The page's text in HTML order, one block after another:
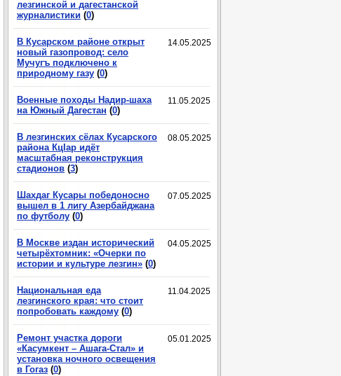
лезгинской и дагестанской
журналистики (0)
14.05.2025
В Кусарском районе открыт
новый газопровод: село
Мучугъ подключено к
природному газу (0)
11.05.2025
Военные походы Надир-шаха
на Южный Дагестан (0)
08.05.2025
В лезгинских сёлах Кусарского
района КцIар идёт
масштабная реконструкция
стадионов (3)
07.05.2025
Шахдаг Кусары победоносно
вышел в 1 лигу Азербайджана
по футболу (0)
04.05.2025
В Москве издан исторический
четырёхтомник: «Очерки по
истории и культуре лезгин» (0)
11.04.2025
Национальная еда
лезгинского края: что стоит
попробовать каждому (0)
05.01.2025
Ремонт участка дороги
«Касумкент – Ашага-Стал» и
установка ночного освещения
в Гогаз (0)